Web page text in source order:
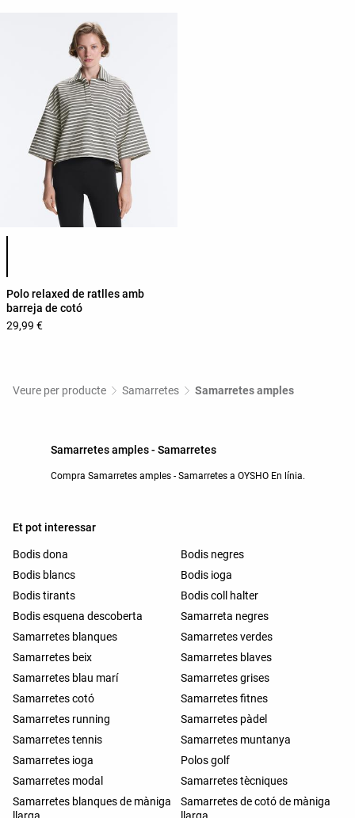
Llista de colors del producte
Polo relaxed de ratlles amb
barreja de cotó
29,99 €
Veure per producte Samarretes Samarretes amples
Samarretes amples - Samarretes
Compra Samarretes amples - Samarretes a OYSHO En línia.
Et pot interessar
Bodis dona
Bodis negres
Bodis blancs
Bodis ioga
Bodis tirants
Bodis coll halter
Bodis esquena descoberta
Samarreta negres
Samarretes blanques
Samarretes verdes
Samarretes beix
Samarretes blaves
Samarretes blau marí
Samarretes grises
Samarretes cotó
Samarretes fitnes
Samarretes running
Samarretes pàdel
Samarretes tennis
Samarretes muntanya
Samarretes ioga
Polos golf
Samarretes modal
Samarretes tècniques
Samarretes blanques de màniga
Samarretes de cotó de màniga